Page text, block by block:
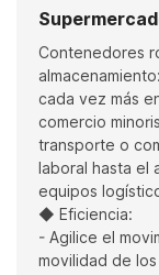
Contenedores
cada vez más
comercio
transporte o
laboral hasta el
equipos
◆ Eficiencia:
- Agilice el
movilidad de